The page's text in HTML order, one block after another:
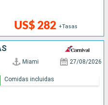
US$ 282 +Tasas
Miami 27/08/2026
Comidas incluidas